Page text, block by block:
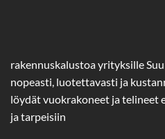
rakennuskalustoa yrityksille
nopeasti, luotettavasti ja
löydät vuokrakoneet ja telineet
ja tarpeisiin